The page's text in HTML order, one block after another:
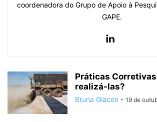
coordenadora do Grupo de Apoio à
GAPE.
Práticas
realizá-las?
Bruna Giacon - 19 de